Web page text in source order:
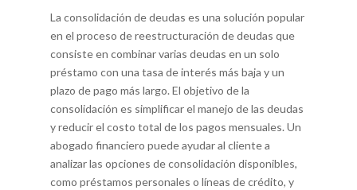
La consolidación de deudas es una solución popular
en el proceso de reestructuración de deudas que
consiste en combinar varias deudas en un solo
préstamo con una tasa de interés más baja y un
plazo de pago más largo. El objetivo de la
consolidación es simplificar el manejo de las deudas
y reducir el costo total de los pagos mensuales. Un
abogado financiero puede ayudar al cliente a
analizar las opciones de consolidación disponibles,
como préstamos personales o líneas de crédito, y